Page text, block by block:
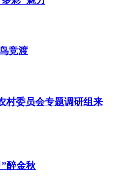
竞渡
村委员会专题调研组来
醉金秋